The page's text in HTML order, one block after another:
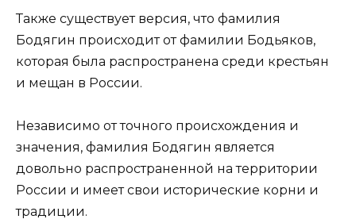
Также существует версия, что фамилия
Бодягин происходит от фамилии Бодьяков,
которая была распространена среди крестьян
и мещан в России.
Независимо от точного происхождения и
значения, фамилия Бодягин является
довольно распространенной на территории
России и имеет свои исторические корни и
традиции.